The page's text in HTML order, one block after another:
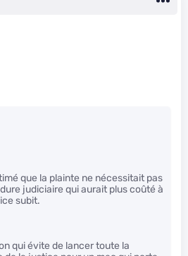
que la plainte ne nécessitait pas
judiciaire qui aurait plus coûté à
subit.
qui évite de lancer toute la